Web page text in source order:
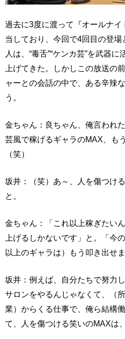
過去に3度に渡って『オールナ
当しており、今回で4回目の登
人は、“毒舌”“ケンカ芸”を武器
上げてきた。しかしこの放送の
ャーとの会話の中で、ある辛辣
う。
金ちゃん：良ちゃん、俺言われ
芸風で稼げるギャラのMAX、も
（笑）
坂井：（笑）あ～、人を傷つけ
と。
金ちゃん：「これ以上稼ぎたい
上げるしかないです」と。「今
以上のギャラは）もう叩き出せま
坂井：例えば、自分たちで努力
サロンをやるんじゃなくて、（
業）からくる仕事で、俺ら結構
て、人を傷つける笑いのMAXは